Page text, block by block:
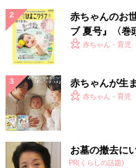
赤ちゃんのお
ブ 夏号』〈巻
く！ おっぱい
赤ちゃん・育児
赤ちゃんが生
赤ちゃん・育児
お墓の撤去に
PR(くらしの話題)